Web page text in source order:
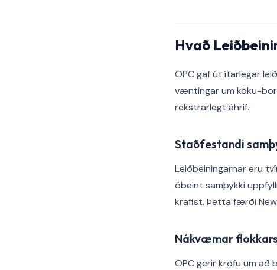
Hvað
OPC gaf út ítarlegar
væntingar um köku-
rekstrarlegt áhrif.
Staðfestandi
Leiðbeiningarnar eru
óbeint samþykki
krafist. Þetta færði New
Nákvæmar
OPC gerir kröfu um að